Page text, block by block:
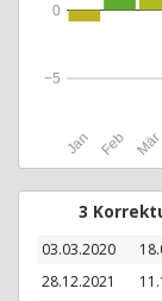
Jan Feb Mär
−5
0
3
03.03.2020
28.12.2021